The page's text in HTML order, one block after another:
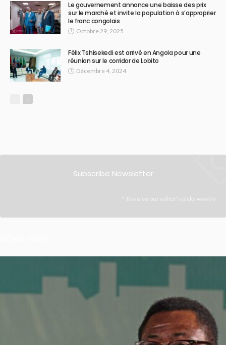
Le gouvernement annonce une baisse des prix
sur le marché et invite la population à s’approprier
le franc congolais
Octobre 29, 2025
Félix Tshisekedi est arrivé en Angola pour une
réunion sur le corridor de Lobito
Décembre 4, 2024
Subscribe Newsletter
Receive our editor's picks weekly